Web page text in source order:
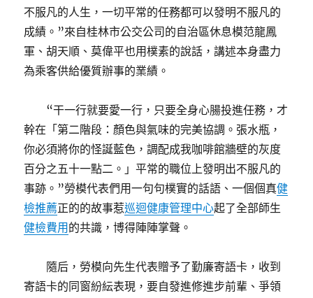
不服凡的人生，一切平常的任務都可以發明不服凡的
成績。”來自桂林市公交公司的自治區休息模范龍鳳
軍、胡天順、莫偉平也用樸素的說話，講述本身盡力
為乘客供給優質辦事的業績。
“干一行就要愛一行，只要全身心腸投進任務，才
幹在「第二階段：顏色與氣味的完美協調。張水瓶，
你必須將你的怪誕藍色，調配成我咖啡館牆壁的灰度
百分之五十一點二。」平常的職位上發明出不服凡的
事跡。”勞模代表們用一句句樸實的話語、一個個真健
檢推薦正的的故事惹巡迴健康管理中心起了全部師生
健檢費用 的共識，博得陣陣掌聲。
隨后，勞模向先生代表贈予了勤廉寄語卡，收到
寄語卡的同窗紛紜表現，要自發進修進步前輩、爭領